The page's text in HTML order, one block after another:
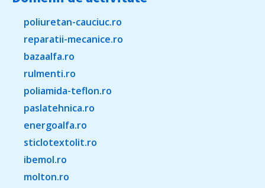
poliuretan-cauciuc.ro
reparatii-mecanice.ro
bazaalfa.ro
rulmenti.ro
poliamida-teflon.ro
paslatehnica.ro
energoalfa.ro
sticlotextolit.ro
ibemol.ro
molton.ro